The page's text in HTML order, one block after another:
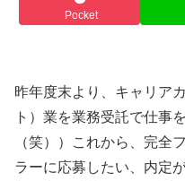
Pocket
昨年度末より、キャリア
ト）業を業務受託で仕事
（笑））これから、完全
ラーに応募したい、内定